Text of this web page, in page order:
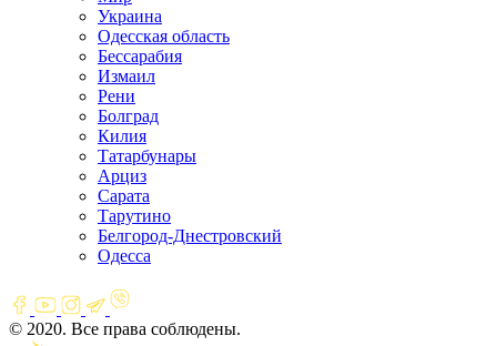
Украина
Одесская область
Бессарабия
Измаил
Рени
Болград
Килия
Татарбунары
Арциз
Сарата
Тарутино
Белгород-Днестровский
Одесса
© 2020. Все права соблюдены.